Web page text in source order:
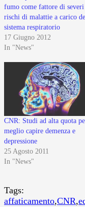
fumo come fattore di severi
rischi di malattie a carico
sistema respiratorio
17 Giugno 2012
In "News"
CNR: Studi ad alta quota
meglio capire demenza e
depressione
25 Agosto 2011
In "News"
Tags:
affaticamento,CNR,